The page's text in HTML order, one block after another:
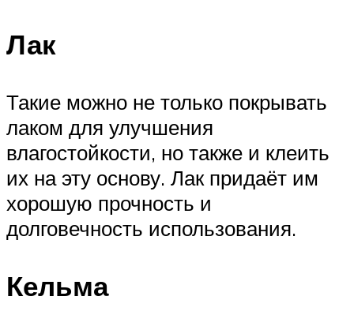
Лак
Такие можно не только покрывать
лаком для улучшения
влагостойкости, но также и клеить
их на эту основу. Лак придаёт им
хорошую прочность и
долговечность использования.
Кельма